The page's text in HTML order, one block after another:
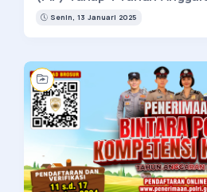
Senin, 13 Januari 2025